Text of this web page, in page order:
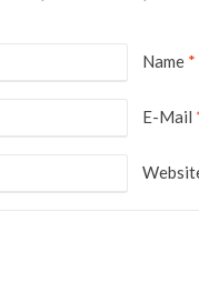
Name *
E-Mail